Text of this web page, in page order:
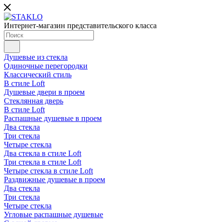
Интернет-магазин представительского класса
Душевые из стекла
Одиночные перегородки
Классический стиль
В стиле Loft
Душевые двери в проем
Стеклянная дверь
В стиле Loft
Распашные душевые в проем
Два стекла
Три стекла
Четыре стекла
Два стекла в стиле Loft
Три стекла в стиле Loft
Четыре стекла в стиле Loft
Раздвижные душевые в проем
Два стекла
Три стекла
Четыре стекла
Угловые распашные душевые